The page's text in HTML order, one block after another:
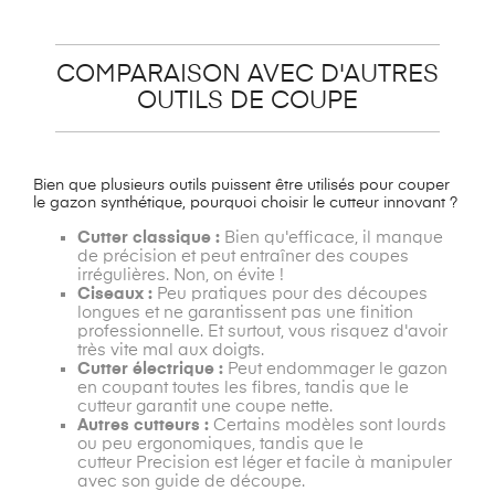
COMPARAISON AVEC D'AUTRES
OUTILS DE COUPE
Bien que plusieurs outils puissent être utilisés pour couper
le gazon synthétique, pourquoi choisir le cutteur innovant ?
Cutter classique : Bien qu'efficace, il manque
de précision et peut entraîner des coupes
irrégulières. Non, on évite !
Ciseaux : Peu pratiques pour des découpes
longues et ne garantissent pas une finition
professionnelle. Et surtout, vous risquez d'avoir
très vite mal aux doigts.
Cutter électrique : Peut endommager le gazon
en coupant toutes les fibres, tandis que le
cutteur garantit une coupe nette.
Autres cutteurs : Certains modèles sont lourds
ou peu ergonomiques, tandis que le
cutteur Precision est léger et facile à manipuler
avec son guide de découpe.